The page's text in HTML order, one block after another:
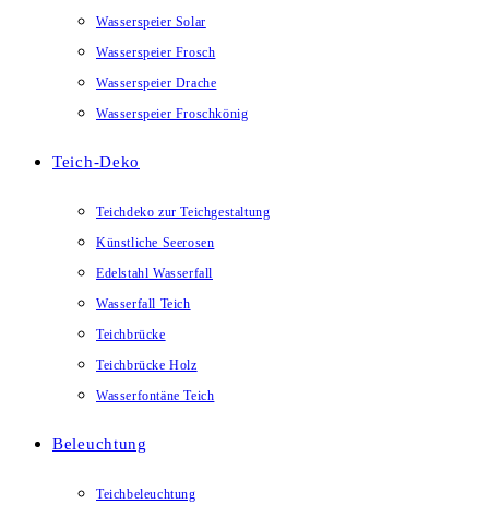
Wasserspeier Solar
Wasserspeier Frosch
Wasserspeier Drache
Wasserspeier Froschkönig
Teich-Deko
Teichdeko zur Teichgestaltung
Künstliche Seerosen
Edelstahl Wasserfall
Wasserfall Teich
Teichbrücke
Teichbrücke Holz
Wasserfontäne Teich
Beleuchtung
Teichbeleuchtung